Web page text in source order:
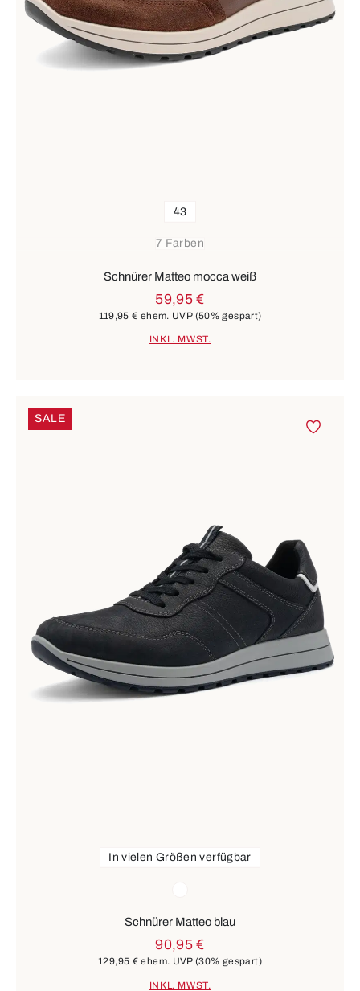
7 Farben
43
Schnürer Matteo mocca weiß
59,95 €
119,95 € ehem. UVP (50% gespart)
INKL. MWST.
SALE
In vielen Größen verfügbar
Schnürer Matteo blau
90,95 €
129,95 € ehem. UVP(30% gespart)
INKL. MWST.